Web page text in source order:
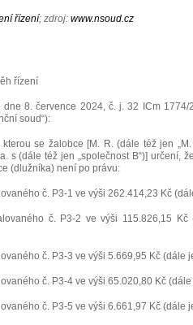
řízení; zdroj: www.nsoud.cz
řízení
dne 8. července 2024, č. j. 32 ICm 1774/
soud“):
kterou se žalobce [M. R. (dále též jen
a. s (dále též jen „společnost B“)] určení,
(dlužníka) není po právu:
č. P3-1 ve výši 262.414,23 Kč
č. P3-2 ve výši 115.826,15 Kč
č. P3-3 ve výši 5.669,95 Kč (dále
č. P3-4 ve výši 65.020,80 Kč (dále
č. P3-5 ve výši 6.661,97 Kč (dále